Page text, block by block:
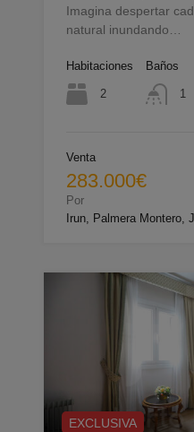
Imagina despertar
natural inundando…
Habitaciones
2
Baños
1
Venta
283.000€
Por
Irun, Palmera Montero,
EXCLUSIVA